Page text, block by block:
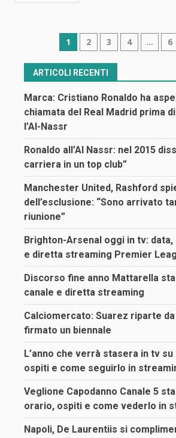
Navigazione
articoli
1 2 3 4 … 6
ARTICOLI RECENTI
Marca: Cristiano Ronaldo ha
chiamata del Real Madrid prima
l’Al-Nassr
Ronaldo all’Al Nassr: nel 2015
carriera in un top club”
Manchester United, Rashford
dell’esclusione: “Sono arrivato
riunione”
Brighton-Arsenal oggi in tv:
e diretta streaming Premier
Discorso fine anno Mattarella
canale e diretta streaming
Calciomercato: Suarez riparte
firmato un biennale
L’anno che verrà stasera in tv
ospiti e come seguirlo in
Veglione Capodanno Canale 5
orario, ospiti e come vederlo in
Napoli, De Laurentiis si